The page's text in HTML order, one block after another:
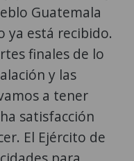
Guatemala
ya está recibido.
finales de lo
y las
a tener
satisfacción
El Ejército de